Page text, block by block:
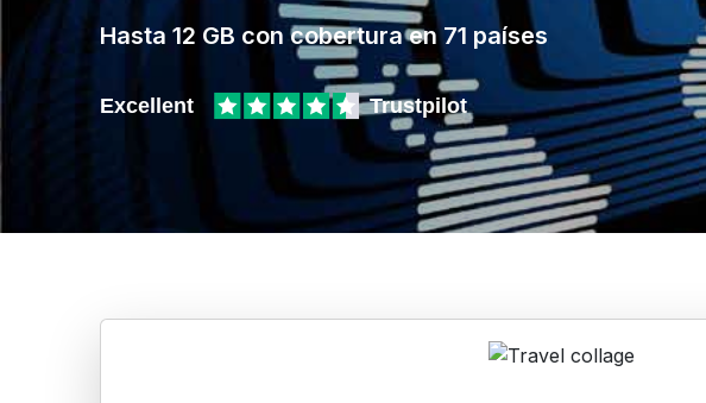
Hasta 12 GB con cobertura en 71 países